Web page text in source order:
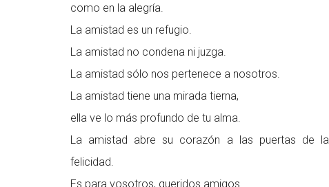
como en la alegría.
La amistad es un refugio.
La amistad no condena ni juzga.
La amistad sólo nos pertenece a nosotros.
La amistad tiene una mirada tierna,
ella ve lo más profundo de tu alma.
La amistad abre su corazón a las puertas de la
felicidad.
Es para vosotros, queridos amigos